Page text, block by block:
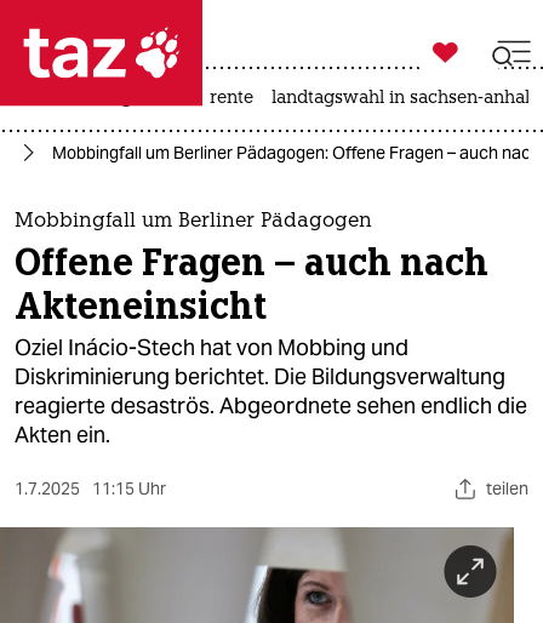
 taz zahl ich
taz zahl ich
themen
politik
öko
gesellschaft
kultur
sport
berlin
nord

taz zahl ich
rente landtagswahl in sachsen-anhalt
Mobbingfall um Berliner Pädagogen: Offene Fragen – auch
Mobbingfall um Berliner Pädagogen
Offene Fragen – auch nach
Akteneinsicht
Oziel Inácio-Stech hat von Mobbing und
Diskriminierung berichtet. Die Bildungsverwaltung
reagierte desaströs. Abgeordnete sehen endlich die
Akten ein.
1.7.2025 11:15 Uhr teilen